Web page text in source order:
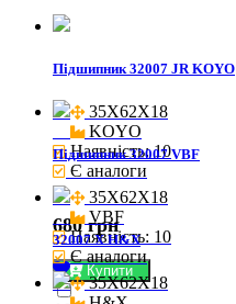
Підшипник 32007 JR KOYO
35X62X18
KOYO
Наявність: 10
Є аналоги
680 грн
Купити
Підшипник 32007 VBF
35X62X18
VBF
Наявність: 10
Є аналоги
32007 X H&X
35X62X18